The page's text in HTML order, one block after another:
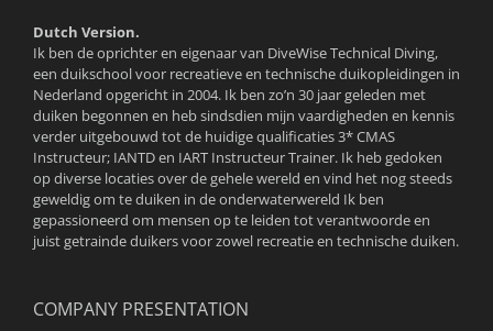
Dutch Version.
Ik ben de oprichter en eigenaar van DiveWise Technical Diving,
een duikschool voor recreatieve en technische duikopleidingen in
Nederland opgericht in 2004. Ik ben zo’n 30 jaar geleden met
duiken begonnen en heb sindsdien mijn vaardigheden en kennis
verder uitgebouwd tot de huidige qualificaties 3* CMAS
Instructeur; IANTD en IART Instructeur Trainer. Ik heb gedoken
op diverse locaties over de gehele wereld en vind het nog steeds
geweldig om te duiken in de onderwaterwereld Ik ben
gepassioneerd om mensen op te leiden tot verantwoorde en
juist getrainde duikers voor zowel recreatie en technische duiken.
COMPANY PRESENTATION